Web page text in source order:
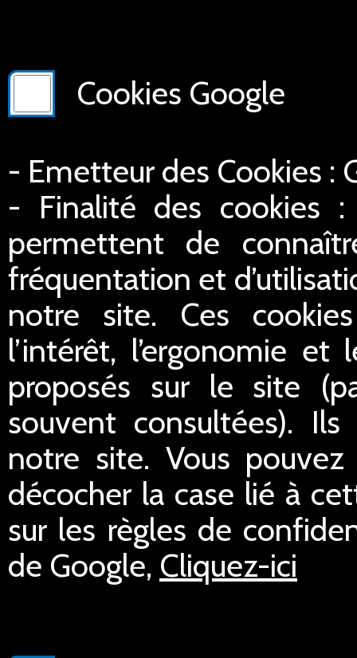
Cookies Google
- Emetteur des Cookies :
- Finalité des cookies
permettent de
fréquentation et
notre site. Ces
l’intérêt, l’ergonomie
proposés sur le site
souvent consultées).
notre site. Vous
décocher la case lié à
sur les règles de
de Google, Cliquez-ici